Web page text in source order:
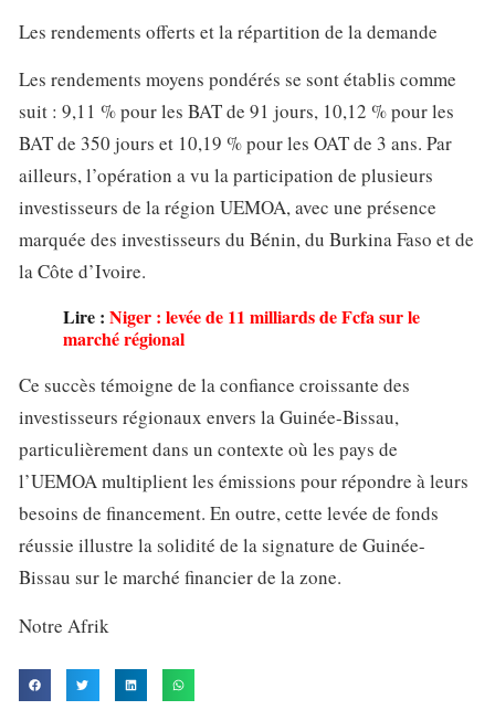
Les rendements offerts et la répartition de la demande
Les rendements moyens pondérés se sont établis comme
suit : 9,11 % pour les BAT de 91 jours, 10,12 % pour les
BAT de 350 jours et 10,19 % pour les OAT de 3 ans. Par
ailleurs, l’opération a vu la participation de plusieurs
investisseurs de la région UEMOA, avec une présence
marquée des investisseurs du Bénin, du Burkina Faso et de
la Côte d’Ivoire.
Lire : Niger : levée de 11 milliards de Fcfa sur le
marché régional
Ce succès témoigne de la confiance croissante des
investisseurs régionaux envers la Guinée-Bissau,
particulièrement dans un contexte où les pays de
l’UEMOA multiplient les émissions pour répondre à leurs
besoins de financement. En outre, cette levée de fonds
réussie illustre la solidité de la signature de Guinée-
Bissau sur le marché financier de la zone.
Notre Afrik